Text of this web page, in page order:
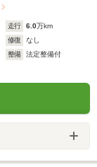
走行 6.0万km
修復
なし
整備
法定整備付